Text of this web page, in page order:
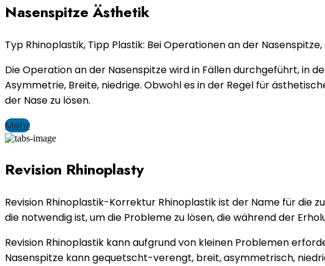
Nasenspitze Ästhetik
Typ Rhinoplastik, Tipp Plastik: Bei Operationen an der
Die Operation an der Nasenspitze wird in Fällen durchgeführt, in
Asymmetrie, Breite, niedrige. Obwohl es in der Regel für
der Nase zu lösen.
Mehr
Revision Rhinoplasty
Revision Rhinoplastik-Korrektur Rhinoplastik ist der Name für
die notwendig ist, um die Probleme zu lösen, die während der
Revision Rhinoplastik kann aufgrund von kleinen Problemen
Nasenspitze kann gequetscht-verengt, breit, asymmetrisch,